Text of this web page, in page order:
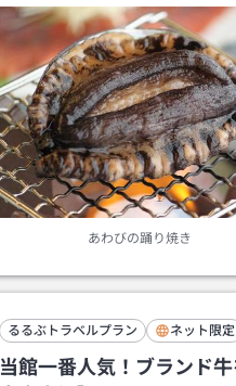
あわびの踊り焼き
るるぶトラベルプラン ネット限定
当館一番人気！ブランド